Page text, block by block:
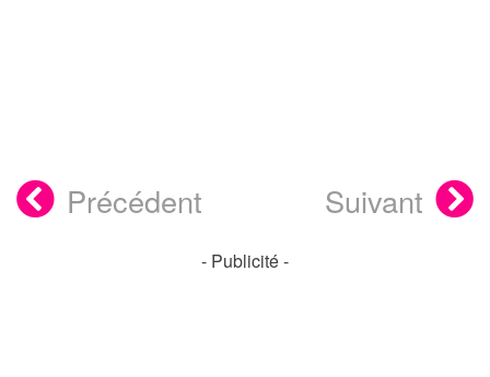
Précédent Suivant
- Publicité -